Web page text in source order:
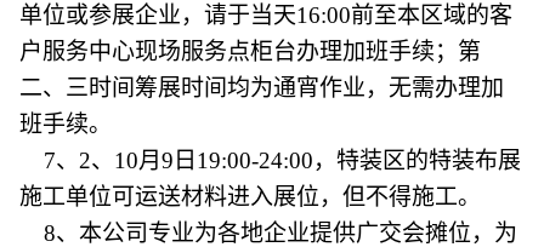
单位或参展企业，请于当天16:00前至本区域的客
户服务中心现场服务点柜台办理加班手续；第
二、三时间筹展时间均为通宵作业，无需办理加
班手续。
7、2、10月9日19:00-24:00，特装区的特装布展
施工单位可运送材料进入展位，但不得施工。
8、本公司专业为各地企业提供广交会摊位，为